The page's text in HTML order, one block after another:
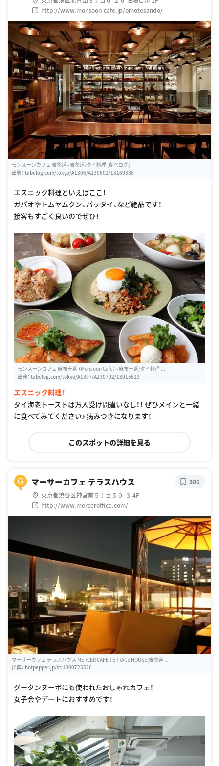
http://www.monsoon-cafe.jp/omotesando/
モンスーンカフェ 表参道 - 表参道/タイ料理 [食べログ]
出典： tabelog.com/tokyo/A1306/A130602/13169335
エスニック料理といえばここ！
ガパオやトムヤムクン、パッタイ、など絶品です！
接客もすごく良いのでぜひ！
モンスーンカフェ 麻布十番 （Monsoon Cafe） - 麻布十番/タイ料理 ...
出典： tabelog.com/tokyo/A1307/A130702/13015623
エスニック料理！
タイ海老トーストは万人受け間違いなし！！ ぜひメインと一緒
に食べてみてください♪ 病みつきになります！
このスポットの詳細を見る
G マーサーカフェ テラスハウス
東京都渋谷区神宮前５丁目５０-３ 4F
http://www.merceroffice.com/
306
マーサーカフェ テラスハウス MERCER CAFE TERRACE HOUSE(表参道 ...
出典： hotpepper.jp/strJ000723526
グータンヌーボにも使われたおしゃれカフェ！
女子会やデートにおすすめです！